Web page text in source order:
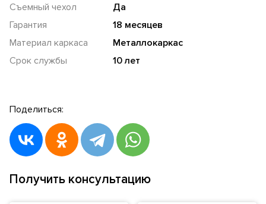
Съемный чехол
Да
Гарантия
18 месяцев
Материал каркаса
Металлокаркас
Срок службы
10 лет
Поделиться:
Получить консультацию